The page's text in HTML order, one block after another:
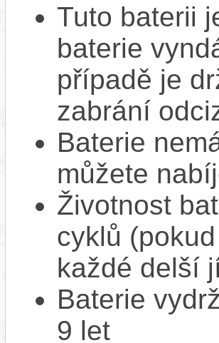
Tuto baterii
baterie
případě je
zabrání
Baterie
můžete
Životnost
cyklů
každé delší
Baterie
9 let